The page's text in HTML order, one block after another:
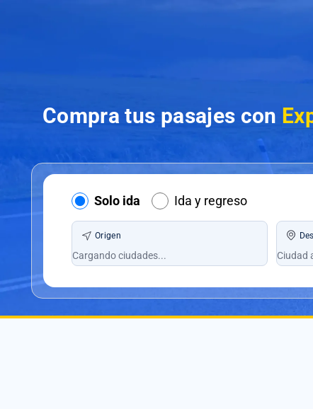
Compra tus pasajes con
Solo ida Ida y regreso
Origen